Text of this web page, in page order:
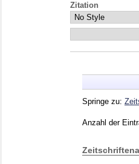
Zitation
Springe zu:
Anzahl der